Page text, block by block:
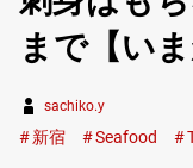
まで【い
sachiko.y
新宿 Seafood